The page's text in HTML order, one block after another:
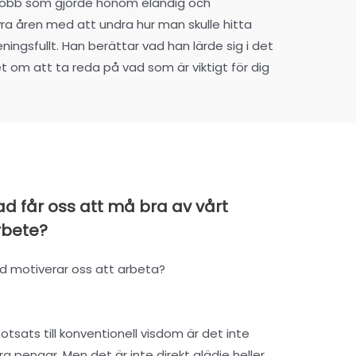
åren med att undra hur man skulle hitta
Han berättar vad han lärde sig i det
om att ta reda på vad som är viktigt för dig
får oss att må bra av vårt
motiverar oss att arbeta?
till konventionell visdom är det inte